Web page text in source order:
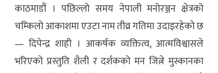
काठमाडौं । पछिल्लो समय नेपाली मनोरञ्जन क्षेत्रको
चम्किलो आकाशमा एउटा नाम तीव्र गतिमा उदाइरहेको छ
—दिपेन्द्र शाही । आकर्षक व्यक्तित्व, आत्मविश्वासले
भरिएको प्रस्तुति शैली र दर्शकको मन जित्ने मुस्कानका